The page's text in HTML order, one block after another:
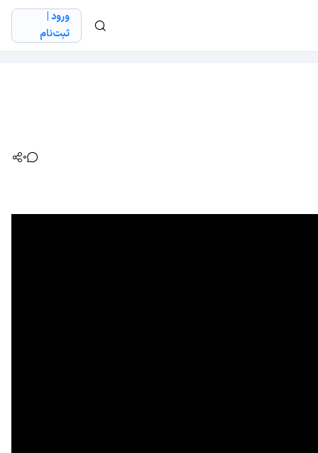
ورود |
ثبت‌نام
0